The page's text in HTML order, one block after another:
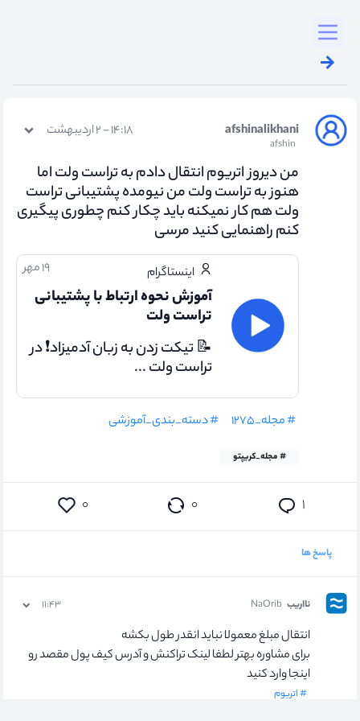
afshinalikhani
afshin
۱۴:۱۸ - ۲ اردیبهشت
من دیروز اتریوم انتقال دادم به تراست ولت اما
هنوز به تراست ولت من نیومده پشتیبانی تراست
ولت هم کار نمیکنه باید چکار کنم چطوری پیگیری
کنم راهنمایی کنید مرسی
اینستاگرام ۱۹ مهر
آموزش نحوه ارتباط با پشتیبانی
تراست ولت
📝 تیکت زدن به زبان آدمیزاد❗ در
تراست ولت ...
# مجله_۱۲۷۵ # دسته_بندی_آموزشی
# مجله_کریپتو
۱ ۰ ۰
پاسخ ها
نااریب NaOrib ۱۱:۴۳
انتقال مبلغ معمولا نباید انقدر طول بکشه
برای مشاوره بهتر لطفا لینک تراکنش و آدرس کیف پول مقصد رو
اینجا وارد کنید
# اتریوم